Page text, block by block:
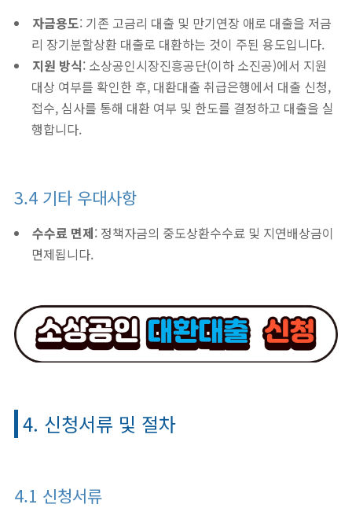
자금용도: 기존 고금리 대출 및 만기연장 애로 대출을 저금
리 장기분할상환 대출로 대환하는 것이 주된 용도입니다.
지원 방식: 소상공인시장진흥공단(이하 소진공)에서 지원
대상 여부를 확인한 후, 대환대출 취급은행에서 대출 신청,
접수, 심사를 통해 대환 여부 및 한도를 결정하고 대출을 실
행합니다.
3.4 기타 우대사항
수수료 면제: 정책자금의 중도상환수수료 및 지연배상금이
면제됩니다.
4. 신청서류 및 절차
4.1 신청서류